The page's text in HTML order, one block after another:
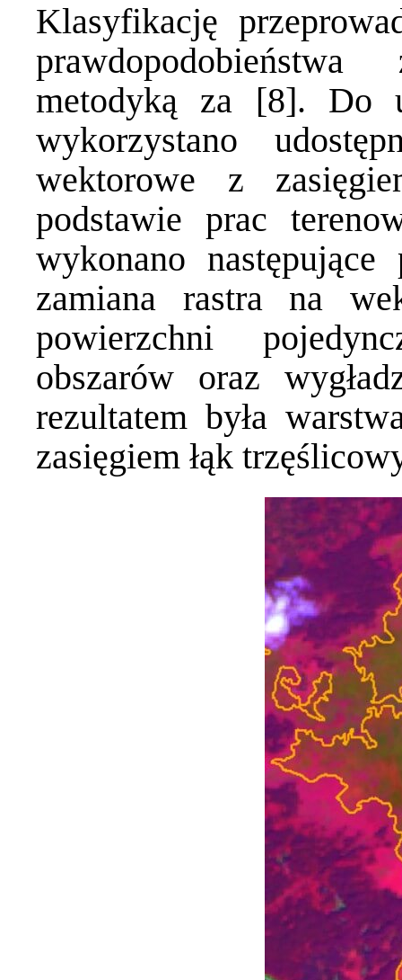
Klasyfikację
metodyką za [8]. Do
wykorzystano
wektorowe z
podstawie prac
wykonano następujące
zamiana rastra na
powierzchni
obszarów oraz
rezultatem była
zasięgiem łąk